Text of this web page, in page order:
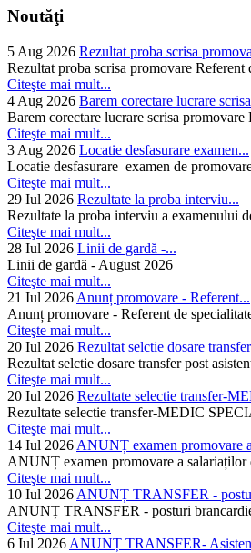
Noutăţi
5 Aug 2026 Rezultat proba scrisa
Rezultat proba scrisa promovare
Citeşte mai mult...
4 Aug 2026 Barem corectare lucrare
Barem corectare lucrare scrisa
Citeşte mai mult...
3 Aug 2026 Locatie desfasurare examen...
Locatie desfasurare examen de
Citeşte mai mult...
29 Iul 2026 Rezultate la proba interviu...
Rezultate la proba interviu a examenului
Citeşte mai mult...
28 Iul 2026 Linii de gardă -...
Linii de gardă - August 2026
Citeşte mai mult...
21 Iul 2026 Anunț promovare - Referent...
Anunț promovare - Referent de
Citeşte mai mult...
20 Iul 2026 Rezultat selctie dosare
Rezultat selctie dosare transfer post
Citeşte mai mult...
20 Iul 2026 Rezultate selectie transfer-
Rezultate selectie transfer-MEDIC
Citeşte mai mult...
14 Iul 2026 ANUNȚ examen promovare
ANUNȚ examen promovare a salariaților
Citeşte mai mult...
10 Iul 2026 ANUNȚ TRANSFER -
ANUNȚ TRANSFER - posturi
Citeşte mai mult...
6 Iul 2026 ANUNȚ TRANSFER-